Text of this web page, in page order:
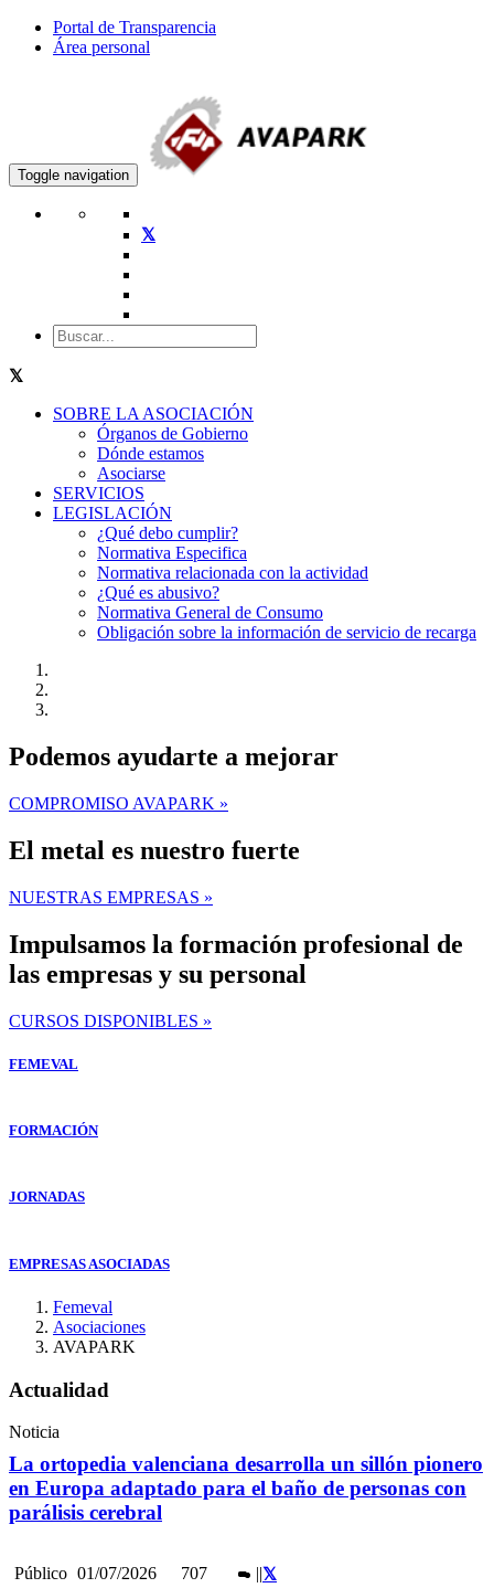
Portal de Transparencia
Área personal
Toggle navigation
SOBRE LA ASOCIACIÓN
Órganos de Gobierno
Dónde estamos
Asociarse
SERVICIOS
LEGISLACIÓN
¿Qué debo cumplir?
Normativa Especifica
Normativa relacionada con la actividad
¿Qué es abusivo?
Normativa General de Consumo
Obligación sobre la información de servicio de recarga
Podemos ayudarte a mejorar
COMPROMISO AVAPARK »
El metal es nuestro fuerte
NUESTRAS EMPRESAS »
Impulsamos la formación profesional de
las empresas y su personal
CURSOS DISPONIBLES »
FEMEVAL
FORMACIÓN
JORNADAS
EMPRESAS ASOCIADAS
Femeval
Asociaciones
AVAPARK
Actualidad
Noticia
La ortopedia valenciana desarrolla un sillón pionero
en Europa adaptado para el baño de personas con
parálisis cerebral
Público 01/07/2026 707 ||